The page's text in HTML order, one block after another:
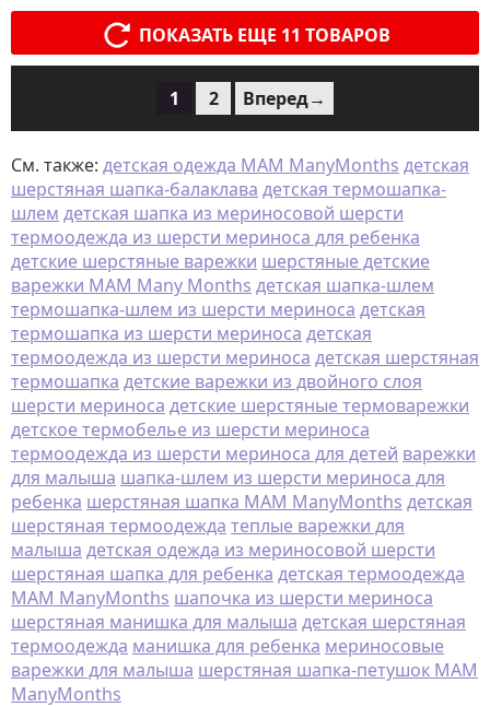
ПОКАЗАТЬ ЕЩЕ 11 ТОВАРОВ
1 2 Вперед→
См. также: детская одежда MAM ManyMonths детская
шерстяная шапка-балаклава детская термошапка-
шлем детская шапка из мериносовой шерсти
термоодежда из шерсти мериноса для ребенка
детские шерстяные варежки шерстяные детские
варежки MAM Many Months детская шапка-шлем
термошапка-шлем из шерсти мериноса детская
термошапка из шерсти мериноса детская
термоодежда из шерсти мериноса детская шерстяная
термошапка детские варежки из двойного слоя
шерсти мериноса детские шерстяные термоварежки
детское термобелье из шерсти мериноса
термоодежда из шерсти мериноса для детей варежки
для малыша шапка-шлем из шерсти мериноса для
ребенка шерстяная шапка MAM ManyMonths детская
шерстяная термоодежда теплые варежки для
малыша детская одежда из мериносовой шерсти
шерстяная шапка для ребенка детская термоодежда
MAM ManyMonths шапочка из шерсти мериноса
шерстяная манишка для малыша детская шерстяная
термоодежда манишка для ребенка мериносовые
варежки для малыша шерстяная шапка-петушок MAM
ManyMonths